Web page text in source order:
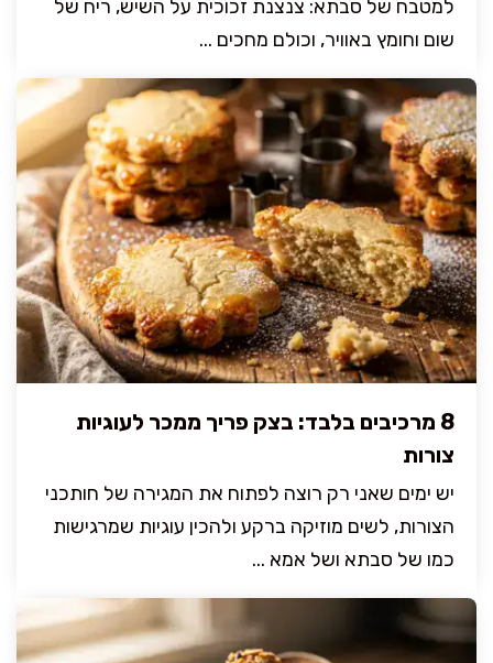
למטבח של סבתא: צנצנת זכוכית על השיש, ריח של
שום וחומץ באוויר, וכולם מחכים ...
8 מרכיבים בלבד: בצק פריך ממכר לעוגיות
צורות
יש ימים שאני רק רוצה לפתוח את המגירה של חותכני
הצורות, לשים מוזיקה ברקע ולהכין עוגיות שמרגישות
כמו של סבתא ושל אמא ...